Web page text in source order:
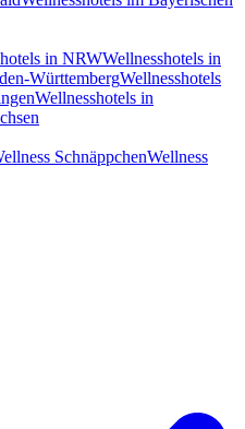
in NRWWellnesshotels in
WürttembergWellnesshotels
Wellnesshotels in
SchnäppchenWellness